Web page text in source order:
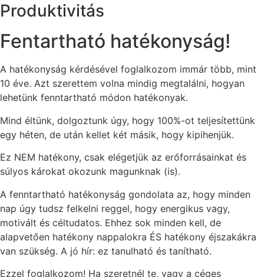
Produktivitás
Fentartható hatékonyság!
A hatékonyság kérdésével foglalkozom immár több, mint
10 éve. Azt szerettem volna mindig megtalálni, hogyan
lehetünk fenntartható módon hatékonyak.
Mind éltünk, dolgoztunk úgy, hogy 100%-ot teljesítettünk
egy héten, de után kellet két másik, hogy kipihenjük.
Ez NEM hatékony, csak elégetjük az erőforrásainkat és
súlyos károkat okozunk magunknak (is).
A fenntartható hatékonyság gondolata az, hogy minden
nap úgy tudsz felkelni reggel, hogy energikus vagy,
motivált és céltudatos. Ehhez sok minden kell, de
alapvetően hatékony nappalokra ÉS hatékony éjszakákra
van szükség. A jó hír: ez tanulható és tanítható.
Ezzel foglalkozom! Ha szeretnél te, vagy a céges